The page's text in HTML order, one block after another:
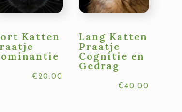
Katten
€20.00
Lang Katten
Praatje
Cognitie en
Gedrag
€40.00